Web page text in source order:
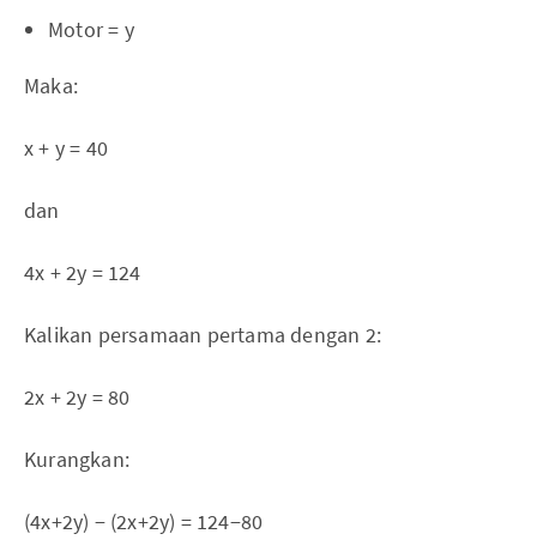
Motor = y
Maka:
x + y = 40
dan
4x + 2y = 124
Kalikan persamaan pertama dengan 2:
2x + 2y = 80
Kurangkan:
(4x+2y) − (2x+2y) = 124−80